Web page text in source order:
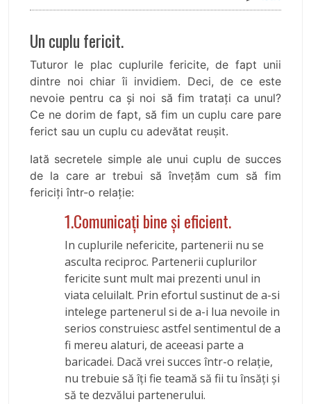
Un cuplu fericit.
Tuturor le plac cuplurile fericite, de fapt unii
dintre noi chiar îi invidiem. Deci, de ce este
nevoie pentru ca și noi să fim tratați ca unul?
Ce ne dorim de fapt, să fim un cuplu care pare
ferict sau un cuplu cu adevătat reușit.
Iată secretele simple ale unui cuplu de succes
de la care ar trebui să învețăm cum să fim
fericiți într-o relație:
1.Comunicaţi bine şi eficient.
In cuplurile nefericite, partenerii nu se
asculta reciproc. Partenerii cuplurilor
fericite sunt mult mai prezenti unul in
viata celuilalt. Prin efortul sustinut de a-si
intelege partenerul si de a-i lua nevoile in
serios construiesc astfel sentimentul de a
fi mereu alaturi, de aceeasi parte a
baricadei. Dacă vrei succes într-o relație,
nu trebuie să îţi fie teamă să fii tu însăţi şi
să te dezvălui partenerului.